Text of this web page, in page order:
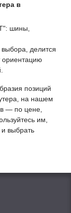
в
шины,
делится
ориентацию
позиций
, на нашем
— по цене,
им,
выбрать